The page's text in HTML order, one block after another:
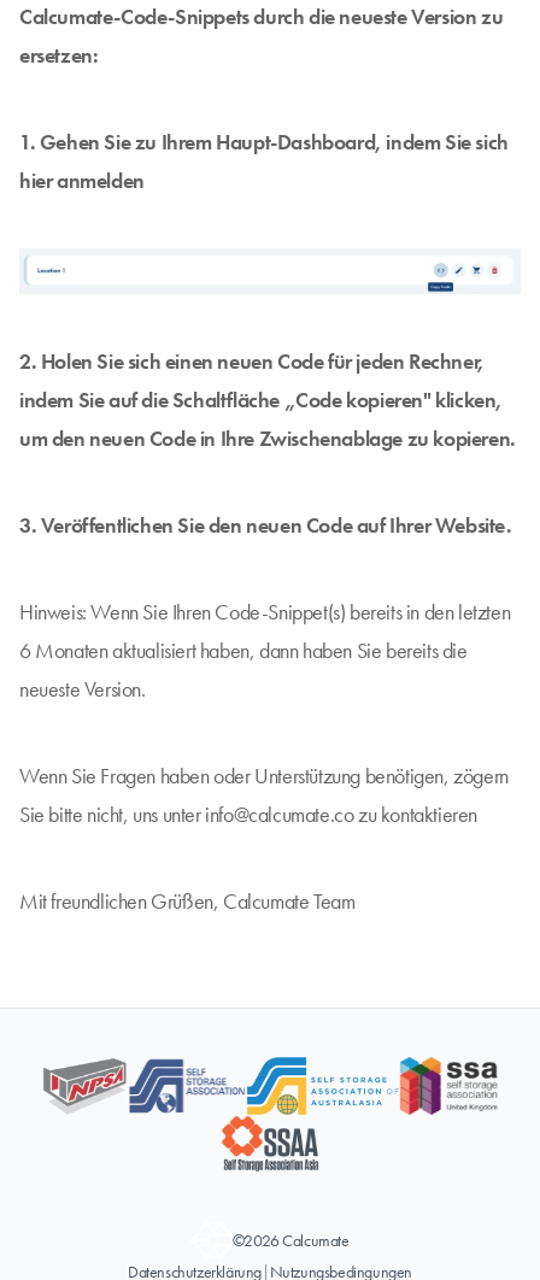
Calcumate-Code-Snippets durch die neueste Version zu
ersetzen:
1. Gehen Sie zu Ihrem Haupt-Dashboard, indem Sie sich
hieranmelden
2. Holen Sie sich einen neuen Code für jeden Rechner,
indem Sie auf die Schaltfläche „Code kopieren" klicken,
um den neuen Code in Ihre Zwischenablage zu kopieren.
3. Veröffentlichen Sie den neuen Code auf Ihrer Website.
Hinweis: Wenn Sie Ihren Code-Snippet(s) bereits in den letzten
6 Monaten aktualisiert haben, dann haben Sie bereits die
neueste Version.
Wenn Sie Fragen haben oder Unterstützung benötigen, zögern
Sie bitte nicht, uns unterinfo@calcumate.cozu kontaktieren
Mit freundlichen Grüßen, Calcumate Team
©2026 Calcumate
Datenschutzerklärung| Nutzungsbedingungen